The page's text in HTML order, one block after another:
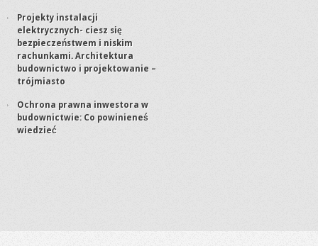
Projekty instalacji
elektrycznych- ciesz się
bezpieczeństwem i niskim
rachunkami. Architektura
budownictwo i projektowanie –
trójmiasto
Ochrona prawna inwestora w
budownictwie: Co powinieneś
wiedzieć